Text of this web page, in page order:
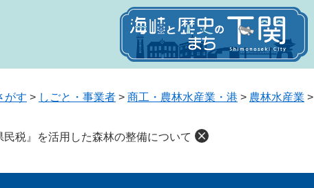
がす > しごと・事業者 > 商工・農林水産業・港 > 農林水産業 >
民税』を活用した森林の整備について